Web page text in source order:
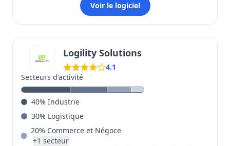
Voir le logiciel
Logility Solutions
4.1
Secteurs d'activité
40% Industrie
30% Logistique
20% Commerce et Négoce
+1 secteur